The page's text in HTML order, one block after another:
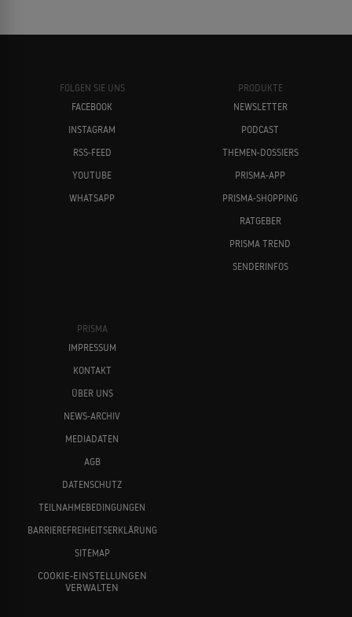
FOLGEN SIE UNS
FACEBOOK
INSTAGRAM
RSS-FEED
YOUTUBE
WHATSAPP
PRODUKTE
NEWSLETTER
PODCAST
THEMEN-DOSSIERS
PRISMA-APP
PRISMA-SHOPPING
RATGEBER
PRISMA TREND
SENDERINFOS
PRISMA
IMPRESSUM
KONTAKT
ÜBER UNS
NEWS-ARCHIV
MEDIADATEN
AGB
DATENSCHUTZ
TEILNAHMEBEDINGUNGEN
BARRIEREFREIHEITSERKLÄRUNG
SITEMAP
COOKIE-EINSTELLUNGEN
VERWALTEN